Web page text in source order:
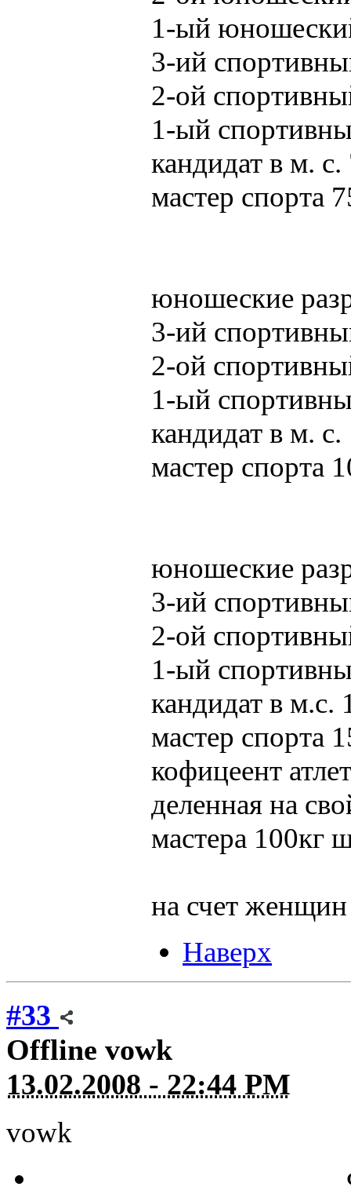
1-ый
3-ий
2-ой
1-ый
кандидат в м.
мастер спорта
юношеские
3-ий
2-ой
1-ый
кандидат в м.
мастер спорта
юношеские
3-ий
2-ой
1-ый
кандидат в м.с.
мастер спорта
кофицеент
деленная на
мастера 100кг
на счет
Наверх
#33
Offline vowk
13.02.2008 - 22:44 PM
vowk